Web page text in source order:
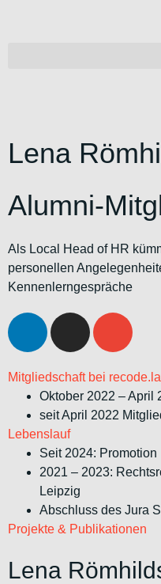
Lena
Alumni-
Als Local Head of HR
personellen
Kennenlerngespräche
Mitgliedschaft bei
Oktober 2022 – April
seit April 2022
Lebenslauf
Seit 2024: Promotion
2021 – 2023:
Leipzig
Abschluss des Jura
Projekte & Publikationen
Lena